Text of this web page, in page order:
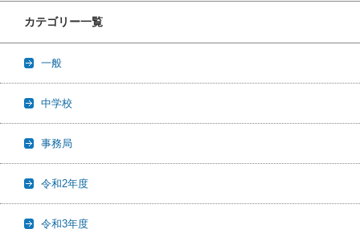
カテゴリー一覧
一般
中学校
事務局
令和2年度
令和3年度